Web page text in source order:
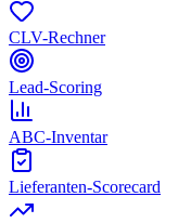
CLV-Rechner
Lead-Scoring
ABC-Inventar
Lieferanten-Scorecard